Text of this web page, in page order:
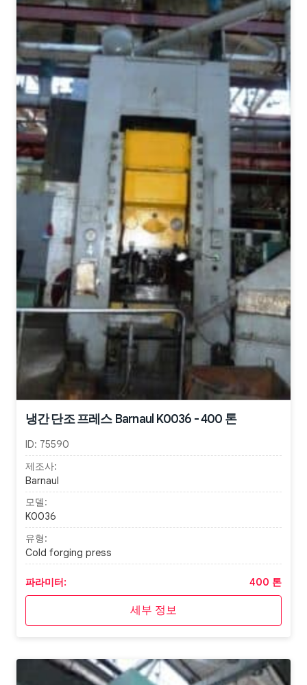
냉간 단조 프레스 Barnaul K0036 - 400 톤
ID: 75590
제조사:
Barnaul
모델:
K0036
유형:
Cold forging press
파라미터: 400 톤
세부 정보